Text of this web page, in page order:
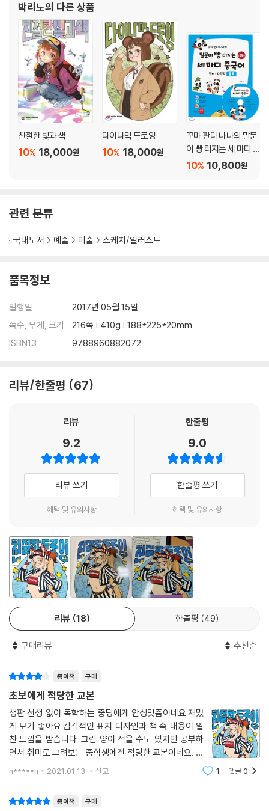
PART 06 튜토리얼
CHAPTER 01_ 사신
CHAPTER 02_ 천사
박리노의 다른 상품
친절한 빛과 색
18,000원
10%
다이나믹 드로잉
18,000원
10%
꼬마 판다 나나의 말문
이 빵 터지는 세 마디 중
국어 단어+패턴책 : 블
10,800원
10%
관련 분류
국내도서 예술 미술 스케치/일러스트
품목정보
발행일
2017년 05월 15일
쪽수, 무게, 크기
216쪽 | 410g | 188*225*20mm
ISBN13
9788960882072
리뷰/한줄평 67
리뷰
9.2
리뷰 쓰기
혜택 및 유의사항
한줄평
9.0
한줄평 쓰기
혜택 및 유의사항
리뷰 18 한줄평 49
구매리뷰 추천순
종이책 구매
초보에게 적당한 교본
생판 선생 없이 독학하는 중딩에게 안성맞춤이네요.재밌
게 보기 좋아요.감각적인 표지 디자인과 책 속 내용이 알
찬 느낌을 받습니다. 그림 양이 적을 수도 있지만 공부하
면서 취미로 그려보는 중학생에겐 적당한 교본이네요. 산
지 이 주일 됐는데 너무 열심히 따라 그리고 있어서 진로
n*****n 2021.01.13. 신고 1 댓글0
종이책 구매